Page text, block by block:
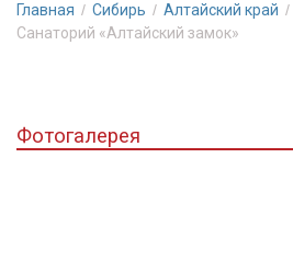
эффективные
оздоровительные
Главная Сибирь Алтайский край
Санаторий «Алтайский замок»
Фотогалерея